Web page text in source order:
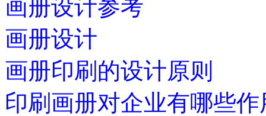
画册设计参考
画册设计
画册印刷的设计原则
印刷画册对企业有哪些作